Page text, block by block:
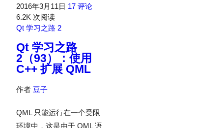
2016年3月11日 17 评论
6.2K 次阅读
Qt 学习之路 2
Qt 学习之路
2（93）：使用
C++ 扩展 QML
作者 豆子
QML 只能运行在一个受限
环境中，这是由于 QML 语